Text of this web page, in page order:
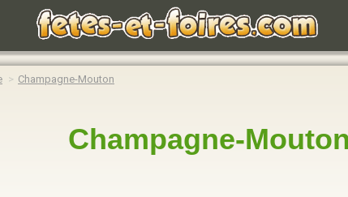
Champagne-Mouton
Champagne-Mouton